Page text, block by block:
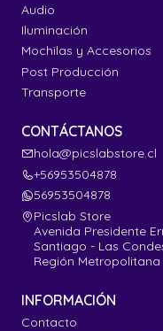
Audio
Iluminación
Mochilas y Accesorios
Post Producción
Transporte
CONTÁCTANOS
hola@picslabstore.cl
+56953504878
56953504878
Picslab Store
Avenida Presidente
Santiago - Las
Región Metropolitana
INFORMACIÓN
Contacto